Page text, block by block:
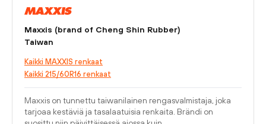
Maxxis (brand of Cheng Shin Rubber)
Taiwan
Kaikki MAXXIS renkaat
Kaikki 215/60R16 renkaat
Maxxis on tunnettu taiwanilainen rengasvalmistaja, joka
tarjoaa kestäviä ja tasalaatuisia renkaita. Brändi on